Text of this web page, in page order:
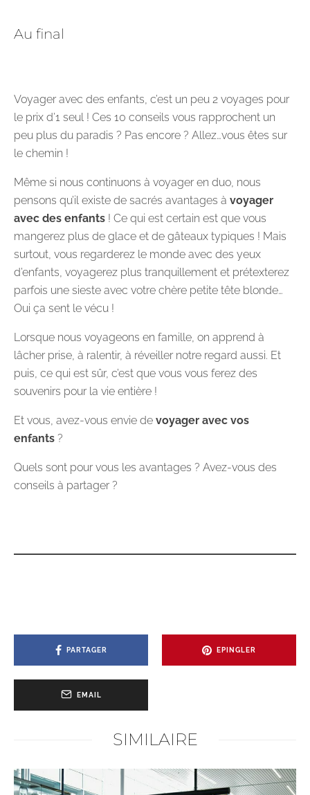
Au final
Voyager avec des enfants, c’est un peu 2 voyages pour
le prix d’1 seul ! Ces 10 conseils vous rapprochent un
peu plus du paradis ? Pas encore ? Allez…vous êtes sur
le chemin !
Même si nous continuons à voyager en duo, nous
pensons qu’il existe de sacrés avantages à voyager
avec des enfants ! Ce qui est certain est que vous
mangerez plus de glace et de gâteaux typiques ! Mais
surtout, vous regarderez le monde avec des yeux
d’enfants, voyagerez plus tranquillement et prétexterez
parfois une sieste avec votre chère petite tête blonde…
Oui ça sent le vécu !
Lorsque nous voyageons en famille, on apprend à
lâcher prise, à ralentir, à réveiller notre regard aussi. Et
puis, ce qui est sûr, c’est que vous vous ferez des
souvenirs pour la vie entière !
Et vous, avez-vous envie de voyager avec vos
enfants ?
Quels sont pour vous les avantages ? Avez-vous des
conseils à partager ?
PARTAGER EPINGLER
EMAIL
SIMILAIRE